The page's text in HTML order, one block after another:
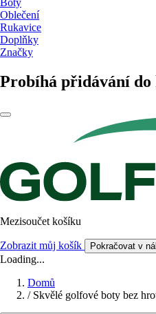
Boty
Oblečení
Rukavice
Doplňky
Značky
Probíhá přidávání do
Mezisoučet košíku
Zobrazit můj košík Pokračovat v
Loading...
Domů
/ Skvělé golfové boty bez